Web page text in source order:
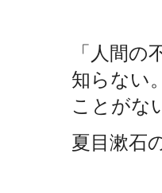
「人間
知らない
ことがな
夏目漱石